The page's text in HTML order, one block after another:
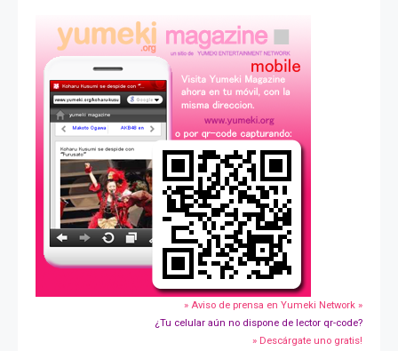
» Aviso de prensa en Yumeki Network »
¿Tu celular aún no dispone de lector qr-code?
» Descárgate uno gratis!